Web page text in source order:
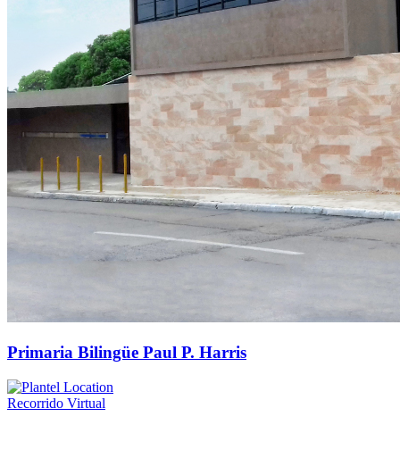
Primaria Bilingüe Paul P. Harris
Recorrido Virtual